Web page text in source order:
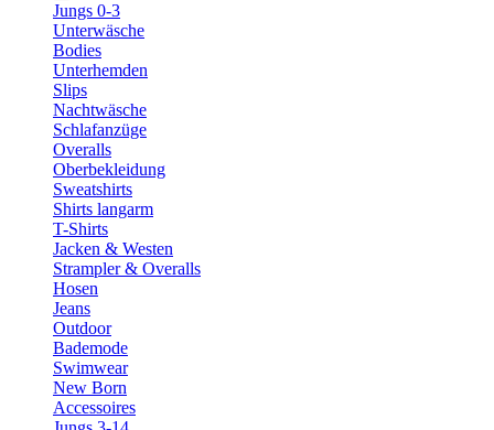
Jungs 0-3
Unterwäsche
Bodies
Unterhemden
Slips
Nachtwäsche
Schlafanzüge
Overalls
Oberbekleidung
Sweatshirts
Shirts langarm
T-Shirts
Jacken & Westen
Strampler & Overalls
Hosen
Jeans
Outdoor
Bademode
Swimwear
New Born
Accessoires